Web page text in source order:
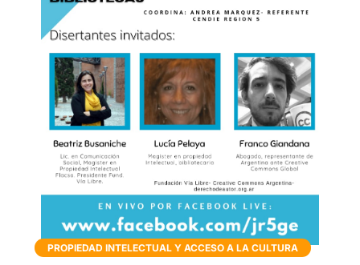
PROPIEDAD INTELECTUAL Y ACCESO A LA CULTURA